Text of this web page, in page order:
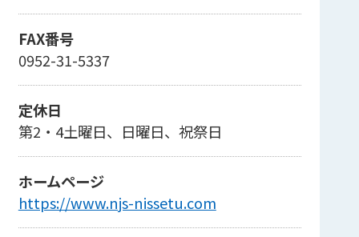
FAX番号
0952-31-5337
定休日
第2・4土曜日、日曜日、祝祭日
ホームページ
https://www.njs-nissetu.com